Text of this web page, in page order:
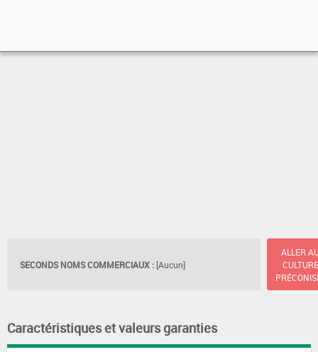
SECONDS NOMS COMMERCIAUX : [Aucun]
ALLER
Caractéristiques et valeurs garanties